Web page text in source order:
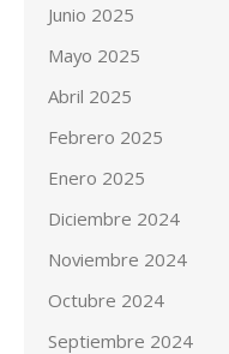
Junio 2025
Mayo 2025
Abril 2025
Febrero 2025
Enero 2025
Diciembre 2024
Noviembre 2024
Octubre 2024
Septiembre 2024